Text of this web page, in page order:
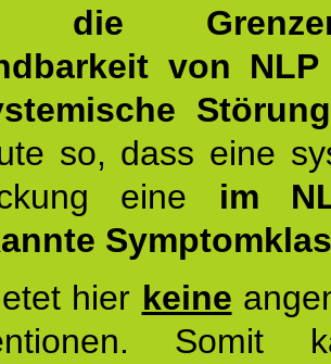
die
von NLP
so, dass eine
eine im
hier keine
Somit